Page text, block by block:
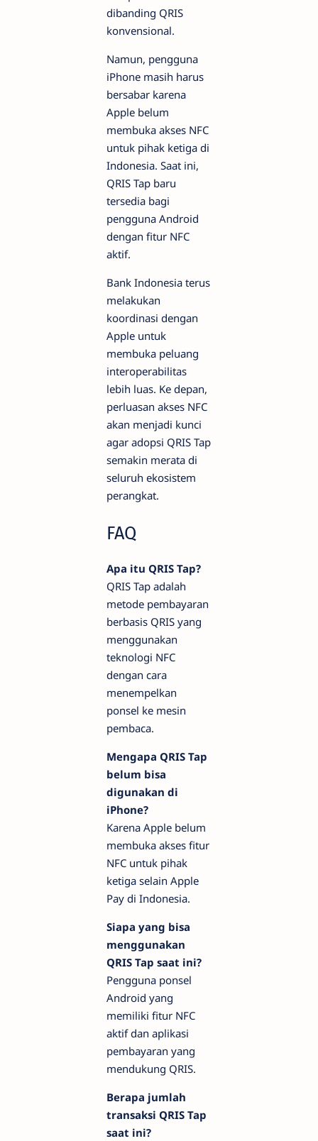
dibanding QRIS
konvensional.
Namun, pengguna
iPhone masih harus
bersabar karena
Apple belum
membuka akses NFC
untuk pihak ketiga di
Indonesia. Saat ini,
QRIS Tap baru
tersedia bagi
pengguna Android
dengan fitur NFC
aktif.
Bank Indonesia terus
melakukan
koordinasi dengan
Apple untuk
membuka peluang
interoperabilitas
lebih luas. Ke depan,
perluasan akses NFC
akan menjadi kunci
agar adopsi QRIS Tap
semakin merata di
seluruh ekosistem
perangkat.
FAQ
Apa itu QRIS Tap?
QRIS Tap adalah
metode pembayaran
berbasis QRIS yang
menggunakan
teknologi NFC
dengan cara
menempelkan
ponsel ke mesin
pembaca.
Mengapa QRIS Tap
belum bisa
digunakan di
iPhone?
Karena Apple belum
membuka akses fitur
NFC untuk pihak
ketiga selain Apple
Pay di Indonesia.
Siapa yang bisa
menggunakan
QRIS Tap saat ini?
Pengguna ponsel
Android yang
memiliki fitur NFC
aktif dan aplikasi
pembayaran yang
mendukung QRIS.
Berapa jumlah
transaksi QRIS Tap
saat ini?